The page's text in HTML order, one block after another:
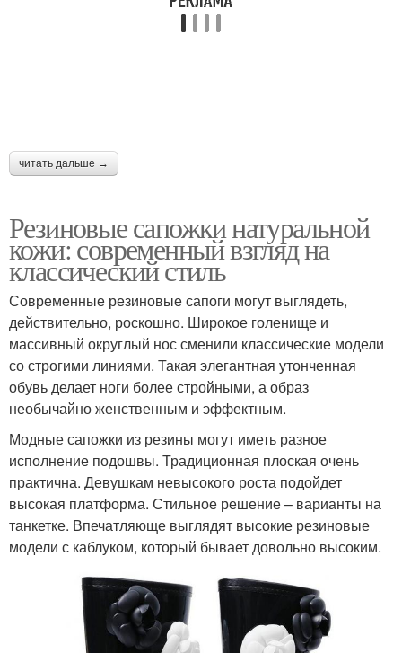
читать дальше →
Резиновые сапожки натуральной
кожи: современный взгляд на
классический стиль
Современные резиновые сапоги могут выглядеть,
действительно, роскошно. Широкое голенище и
массивный округлый нос сменили классические модели
со строгими линиями. Такая элегантная утонченная
обувь делает ноги более стройными, а образ
необычайно женственным и эффектным.
Модные сапожки из резины могут иметь разное
исполнение подошвы. Традиционная плоская очень
практична. Девушкам невысокого роста подойдет
высокая платформа. Стильное решение – варианты на
танкетке. Впечатляюще выглядят высокие резиновые
модели с каблуком, который бывает довольно высоким.